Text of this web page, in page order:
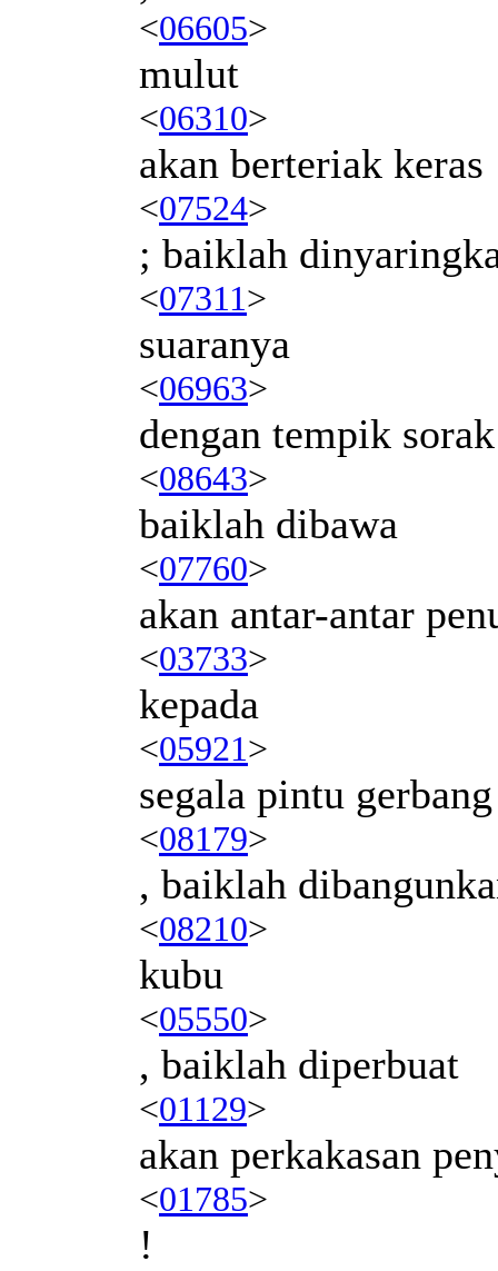
<06605>
mulut
<06310>
akan berteriak keras
<07524>
; baiklah
<07311>
suaranya
<06963>
dengan tempik
<08643>
baiklah dibawa
<07760>
akan antar-antar
<03733>
kepada
<05921>
segala pintu gerbang
<08179>
, baiklah
<08210>
kubu
<05550>
, baiklah diperbuat
<01129>
akan perkakasan
<01785>
!